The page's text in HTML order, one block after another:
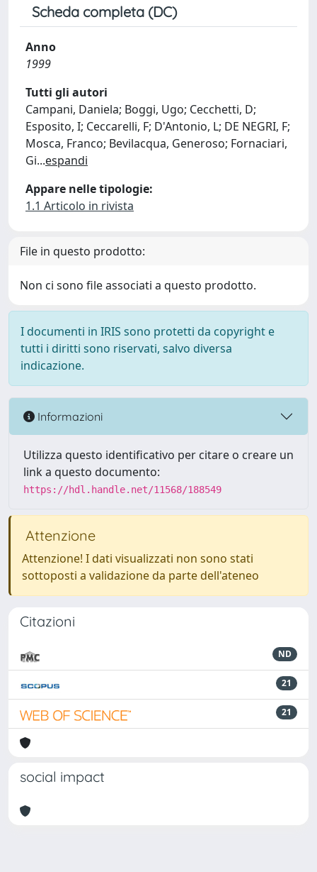
Scheda completa (DC)
Anno
1999
Tutti gli autori
Campani, Daniela; Boggi, Ugo; Cecchetti, D;
Esposito, I; Ceccarelli, F; D'Antonio, L; DE NEGRI, F;
Mosca, Franco; Bevilacqua, Generoso; Fornaciari,
Gi...espandi
Appare nelle tipologie:
1.1 Articolo in rivista
File in questo prodotto:
Non ci sono file associati a questo prodotto.
I documenti in IRIS sono protetti da copyright e
tutti i diritti sono riservati, salvo diversa
indicazione.
Informazioni
Utilizza questo identificativo per citare o creare un
link a questo documento:
https://hdl.handle.net/11568/188549
Attenzione
Attenzione! I dati visualizzati non sono stati
sottoposti a validazione da parte dell'ateneo
Citazioni
ND
21
21
social impact